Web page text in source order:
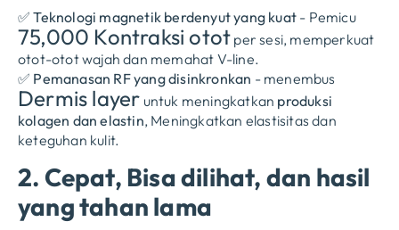
✅Teknologi magnetik berdenyut yang kuat - Pemicu
75,000 Kontraksi otot per sesi, memperkuat
otot-otot wajah dan memahat V-line.
✅ Pemanasan RF yang disinkronkan - menembus
Dermis layer untuk meningkatkan produksi
kolagen dan elastin, Meningkatkan elastisitas dan
keteguhan kulit.
2. Cepat, Bisa dilihat, dan hasil
yang tahan lama